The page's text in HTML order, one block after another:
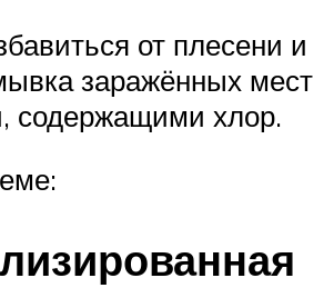
от плесени и
заражённых мест
содержащими хлор.